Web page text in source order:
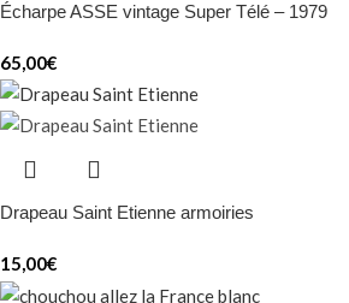
Écharpe ASSE vintage Super Télé – 1979
65,00€
Drapeau Saint Etienne armoiries
15,00€